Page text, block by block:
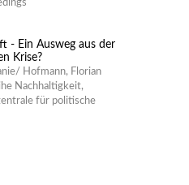
- Ein Ausweg aus der
Krise?
Hofmann, Florian
Nachhaltigkeit,
für politische